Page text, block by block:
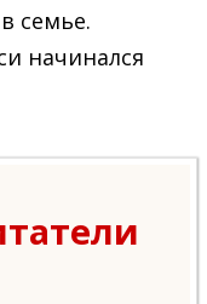
семье.
начинался